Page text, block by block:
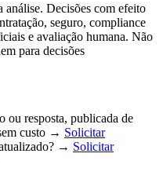
análise. Decisões com efeito
seguro, compliance
e avaliação humana. Não
para decisões
ou resposta, publicada de
custo → Solicitar
→ Solicitar